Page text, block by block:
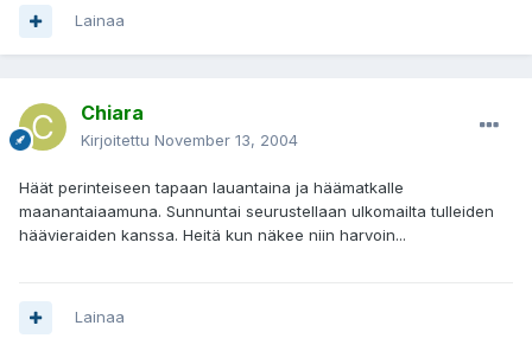
Lainaa
Chiara
Kirjoitettu November 13, 2004
Häät perinteiseen tapaan lauantaina ja häämatkalle
maanantaiaamuna. Sunnuntai seurustellaan ulkomailta tulleiden
häävieraiden kanssa. Heitä kun näkee niin harvoin...
Lainaa